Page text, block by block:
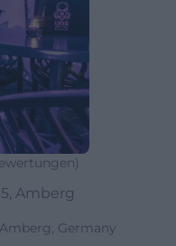
)
Amberg
Germany